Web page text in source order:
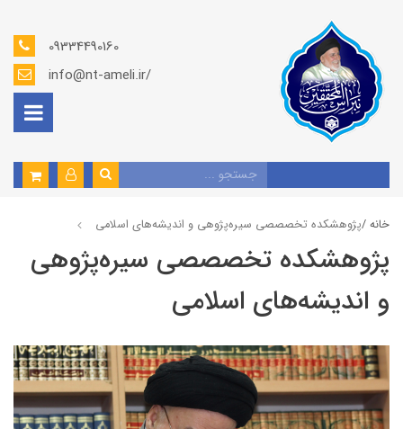
09334490160
info@nt-ameli.ir/
خانه /پژوهشكده تخصصصى سیره‌پژوهی و اندیشه‌های اسلامی
پژوهشكده تخصصصى سیره‌پژوهی
و اندیشه‌های اسلامی